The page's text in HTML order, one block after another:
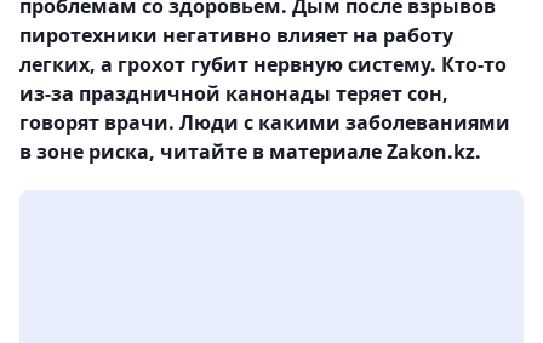
проблемам со здоровьем. Дым после взрывов
пиротехники негативно влияет на работу
легких, а грохот губит нервную систему. Кто-то
из-за праздничной канонады теряет сон,
говорят врачи. Люди с какими заболеваниями
в зоне риска, читайте в материале Zakon.kz.